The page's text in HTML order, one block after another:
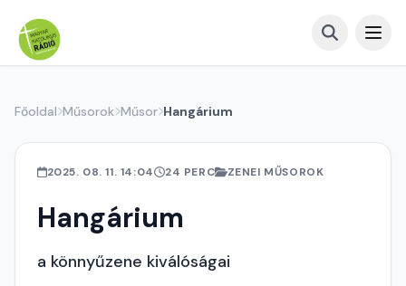
Főoldal Műsorok Műsor Hangárium
2025. 08. 11. 14:04 24 PERC ZENEI MŰSOROK
Hangárium
a könnyűzene kiválóságai